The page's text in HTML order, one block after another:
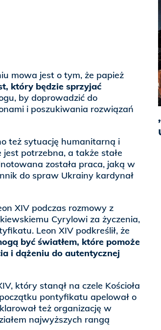
mowa jest o tym, że papież
który będzie sprzyjać
by doprowadzić do
i poszukiwania rozwiązań
też sytuację humanitarną i
potrzebna, a także stałe
została praca, jaką w
do spraw Ukrainy kardynał
XIV podczas rozmowy z
Cyrylowi za życzenia,
Leon XIV podkreślił, że
być światłem, które pomoże
i dążeniu do autentycznej
który stanął na czele Kościoła
pontyfikatu apelował o
też organizację w
najwyższych rangą